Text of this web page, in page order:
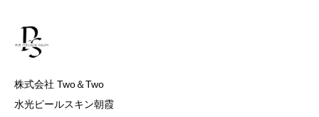
株式会社 Two＆Two
水光ピールスキン朝霞